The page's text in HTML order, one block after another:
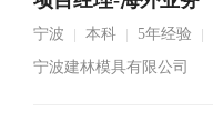
宁波 本科 5年经验
宁波建林模具有限公司